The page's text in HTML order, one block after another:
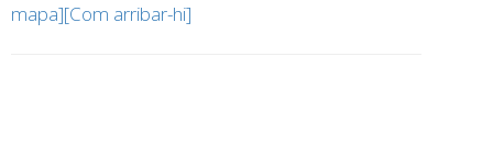
mapa][Com arribar-hi]